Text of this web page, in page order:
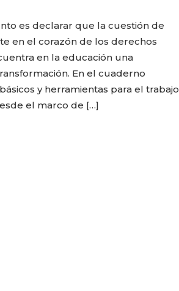
es declarar que la cuestión de
en el corazón de los derechos
en la educación una
En el cuaderno
y herramientas para el trabajo
el marco de […]